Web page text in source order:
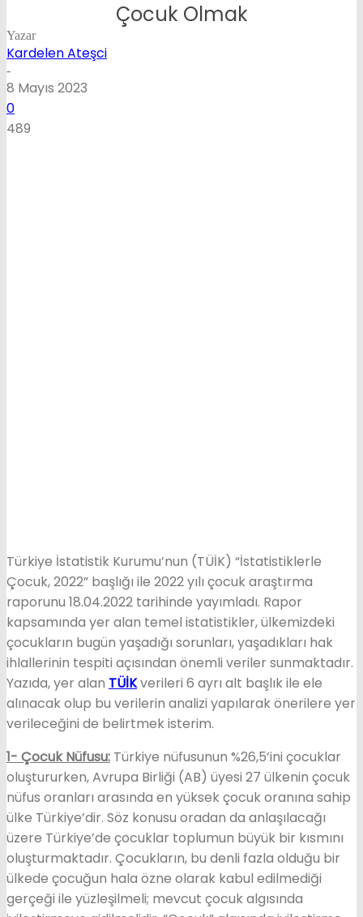
Çocuk Olmak
Yazar
Kardelen Ateşci
-
8 Mayıs 2023
0
489
Türkiye İstatistik Kurumu’nun (TÜİK) “İstatistiklerle
Çocuk, 2022” başlığı ile 2022 yılı çocuk araştırma
raporunu 18.04.2022 tarihinde yayımladı. Rapor
kapsamında yer alan temel istatistikler, ülkemizdeki
çocukların bugün yaşadığı sorunları, yaşadıkları hak
ihlallerinin tespiti açısından önemli veriler sunmaktadır.
Yazıda, yer alan TÜİKverileri 6 ayrı alt başlık ile ele
alınacak olup bu verilerin analizi yapılarak önerilere yer
verileceğini de belirtmek isterim.
1- Çocuk Nüfusu: Türkiye nüfusunun %26,5’ini çocuklar
oluştururken, Avrupa Birliği (AB) üyesi 27 ülkenin çocuk
nüfus oranları arasında en yüksek çocuk oranına sahip
ülke Türkiye’dir. Söz konusu oradan da anlaşılacağı
üzere Türkiye’de çocuklar toplumun büyük bir kısmını
oluşturmaktadır. Çocukların, bu denli fazla olduğu bir
ülkede çocuğun hala özne olarak kabul edilmediği
gerçeği ile yüzleşilmeli; mevcut çocuk algısında